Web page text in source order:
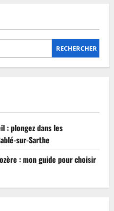
RECHERCHER
: plongez dans les
sur-Sarthe
: mon guide pour choisir